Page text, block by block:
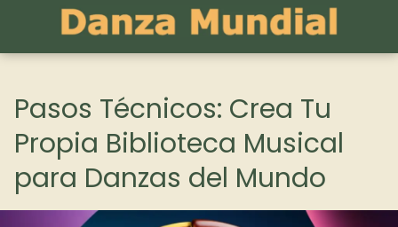
Pasos Técnicos: Crea Tu
Propia Biblioteca Musical
para Danzas del Mundo